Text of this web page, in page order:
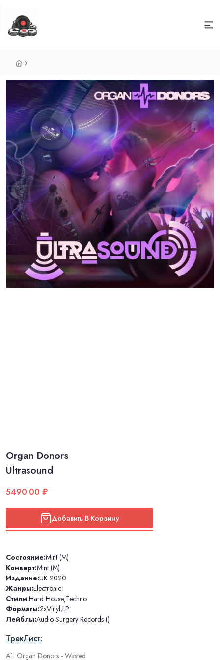
Organ Donors
Ultrasound
5490.00 ₽
Добавить В Корзину
Состояние:Mint (M)
Конверт:Mint (M)
Издание:UK 2020
Жанры:Electronic
Стили:Hard House,Techno
Форматы:2xVinyl,LP
Лейблы:Audio Surgery Records ()
ТрекЛист:
A1. Organ Donors - Wasted